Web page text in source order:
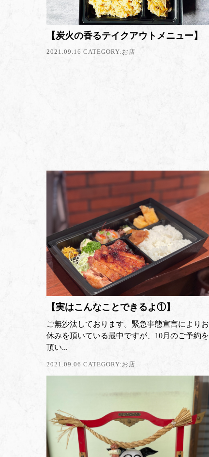
【炭火の香るテイクアウトメニュー】
2021.09.16 CATEGORY: お店
【実はこんなことできるよ①】
ご無沙汰しております。緊急事態宣言によりお
休みを頂いている最中ですが、10月のご予約を
頂い...
2021.09.06 CATEGORY: お店